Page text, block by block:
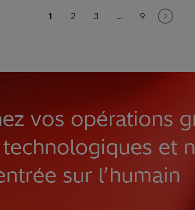
1 2 3 … 9
vos opérations
et
sur l’humain